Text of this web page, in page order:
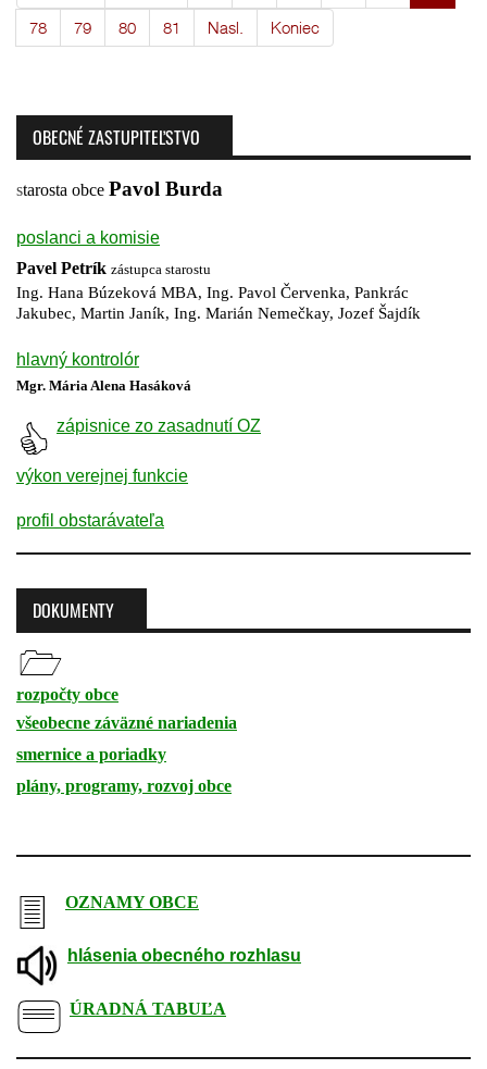
78
79 80 81 Nasl. Koniec
OBECNÉ ZASTUPITEĽSTVO
starosta obce Pavol Burda
poslanci a komisie
Pavel Petrík zástupca starostu
Ing. Hana Búzeková MBA, Ing. Pavol Červenka, Pankrác
Jakubec, Martin Janík, Ing. Marián Nemečkay, Jozef Šajdík
hlavný kontrolór
Mgr. Mária Alena Hasáková
zápisnice zo zasadnutí OZ
výkon verejnej funkcie
profil obstarávateľa
DOKUMENTY
rozpočty obce
všeobecne záväzné nariadenia
smernice a poriadky
plány, programy, rozvoj obce
OZNAMY OBCE
hlásenia obecného rozhlasu
ÚRADNÁ TABUĽA